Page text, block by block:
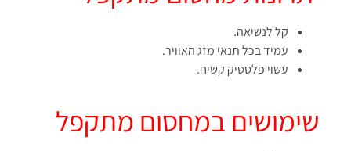
קל לנשיאה.
עמיד בכל תנאי מזג האוויר.
עשוי פלסטיק קשיח.
שימושים במחסום מתקפל